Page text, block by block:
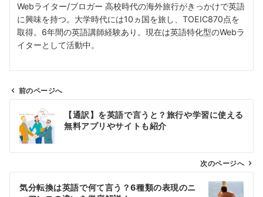
Webライター/ブロガー 高校時代の海外旅行がきっかけで英語
に興味を持つ。大学時代には10ヵ国を旅し、TOEIC870点を
取得。6年間の英語講師経験あり。現在は英語特化型のWebラ
イターとして活動中。
前のページへ
【通訳】を英語で言うと？旅行や学習に使える
無料アプリやサイトも紹介
次のページへ
気分転換は英語で何て言う？6種類の表現のニ